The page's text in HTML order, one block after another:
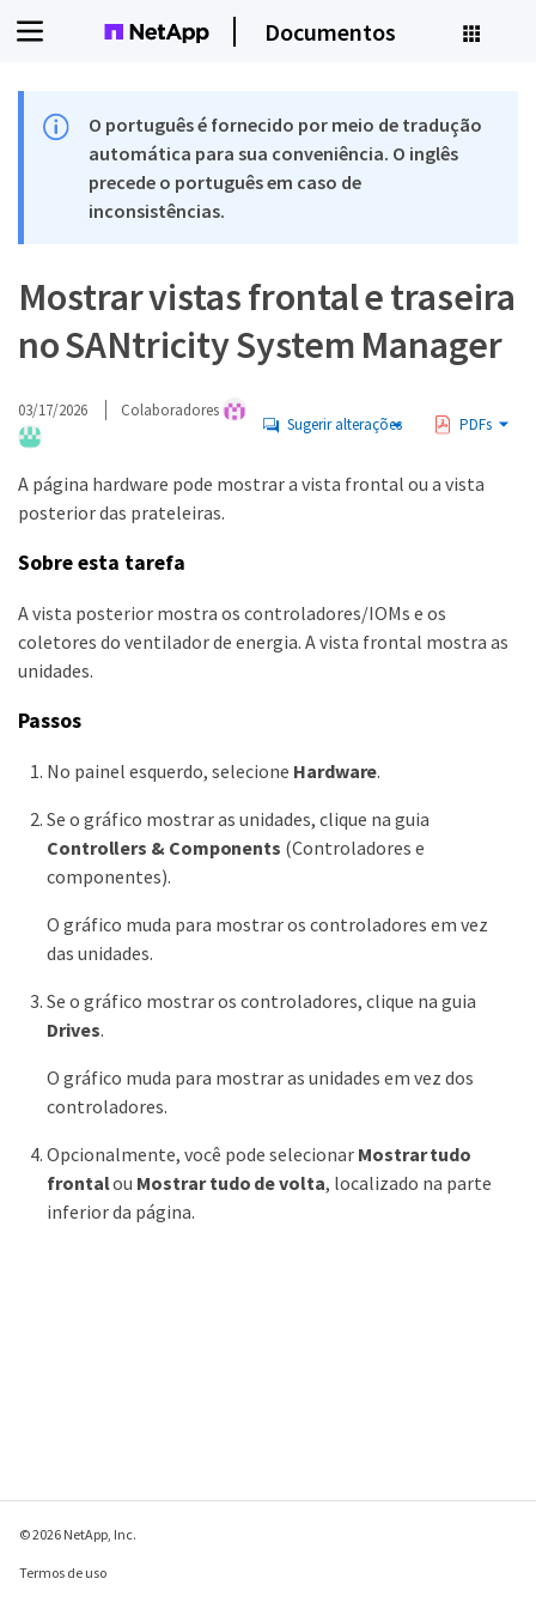
Documentos
O português é fornecido por meio de tradução
automática para sua conveniência. O inglês
precede o português em caso de
inconsistências.
Mostrar vistas frontal e traseira
no SANtricity System Manager
03/17/2026 Colaboradores
Sugerir alterações PDFs
A página hardware pode mostrar a vista frontal ou a vista
posterior das prateleiras.
Sobre esta tarefa
A vista posterior mostra os controladores/IOMs e os
coletores do ventilador de energia. A vista frontal mostra as
unidades.
Passos
No painel esquerdo, selecione Hardware.
Se o gráfico mostrar as unidades, clique na guia
Controllers & Components (Controladores e
componentes).
O gráfico muda para mostrar os controladores em vez
das unidades.
Se o gráfico mostrar os controladores, clique na guia
Drives.
O gráfico muda para mostrar as unidades em vez dos
controladores.
Opcionalmente, você pode selecionar Mostrar tudo
frontalou Mostrar tudo de volta, localizado na parte
inferior da página.
© 2026 NetApp, Inc.
Termos de uso